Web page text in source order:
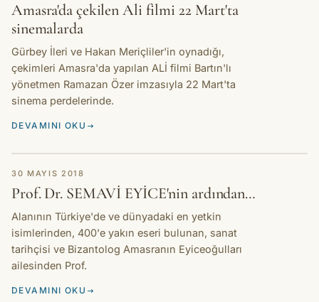
Amasra'da çekilen Ali filmi 22 Mart'ta
sinemalarda
Gürbey İleri ve Hakan Meriçliler'in oynadığı,
çekimleri Amasra'da yapılan ALİ filmi Bartın'lı
yönetmen Ramazan Özer imzasıyla 22 Mart'ta
sinema perdelerinde.
DEVAMINI OKU
HIKAYE
30 MAYIS 2018
Prof. Dr. SEMAVİ EYİCE'nin ardından…
Alanının Türkiye'de ve dünyadaki en yetkin
isimlerinden, 400'e yakın eseri bulunan, sanat
tarihçisi ve Bizantolog Amasranın Eyiceoğulları
ailesinden Prof.
DEVAMINI OKU